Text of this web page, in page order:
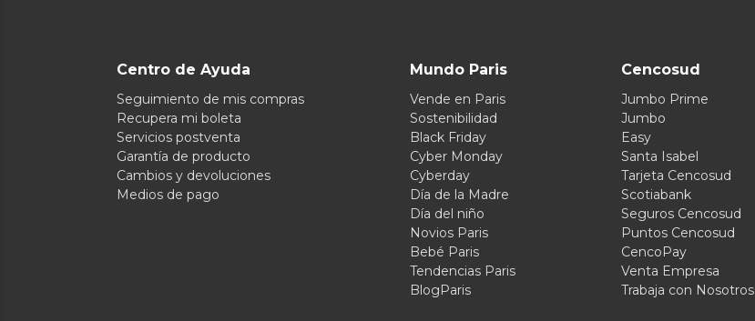
Centro de Ayuda
Seguimiento de mis compras
Recupera mi boleta
Servicios postventa
Garantía de producto
Cambios y devoluciones
Medios de pago
Mundo Paris
Vende en Paris
Sostenibilidad
Black Friday
Cyber Monday
Cyberday
Día de la Madre
Día del niño
Novios Paris
Bebé Paris
Tendencias Paris
BlogParis
Cencosud
Jumbo Prime
Jumbo
Easy
Santa Isabel
Tarjeta Cencosud
Scotiabank
Seguros Cencosud
Puntos Cencosud
CencoPay
Venta Empresa
Trabaja con Nosotros